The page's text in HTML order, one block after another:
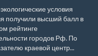
условия
получили высший балл в
рейтинге
городов Рф. По
краевой центр...